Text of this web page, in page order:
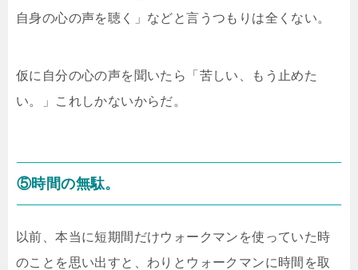
自身の心の声を聴く」などと言うつもりは全くない。
仮に自分の心の声を聞いたら「苦しい、もう止めた
い。」これしかないからだ。
⑤時間の無駄。
以前、本当に短期間だけウォークマンを使っていた時
のことを思い出すと、わりとウォークマンに時間を取